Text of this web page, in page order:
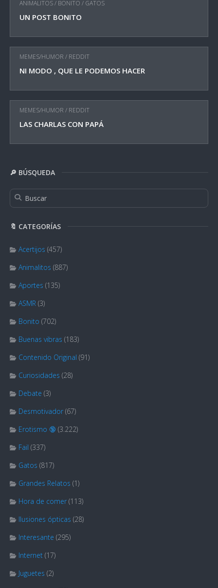
ANIMALITOS/ BONITO / GATOS
UN POST BONITO
MEMES/HUMOR / REDDIT
NI MODO , QUE LE PODEMOS HACER
MEMES/HUMOR / REDDIT
LAS CHARLAS CON PAPÁ
🔎 BÚSQUEDA
🔖 CATEGORÍAS
Acertijos (457)
Animalitos (887)
Aportes (135)
ASMR (3)
Bonito (702)
Buenas vibras (183)
Contenido Original (91)
Curiosidades (28)
Debate (3)
Desmotivador (67)
Erotismo 🔞 (3.222)
Fail (337)
Gatos (817)
Grandes Relatos (1)
Hora de comer (113)
Ilusiones ópticas (28)
Interesante (295)
Internet (17)
Juguetes (2)